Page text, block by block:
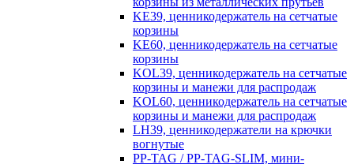
KE39, ценникодержатель на сетчатые
корзины
KE60, ценникодержатель на сетчатые
корзины
KOL39, ценникодержатель на сетчатые
корзины и манежи для распродаж
KOL60, ценникодержатель на сетчатые
корзины и манежи для распродаж
LH39, ценникодержатели на крючки
вогнутые
PP-TAG / PP-TAG-SLIM, мини-